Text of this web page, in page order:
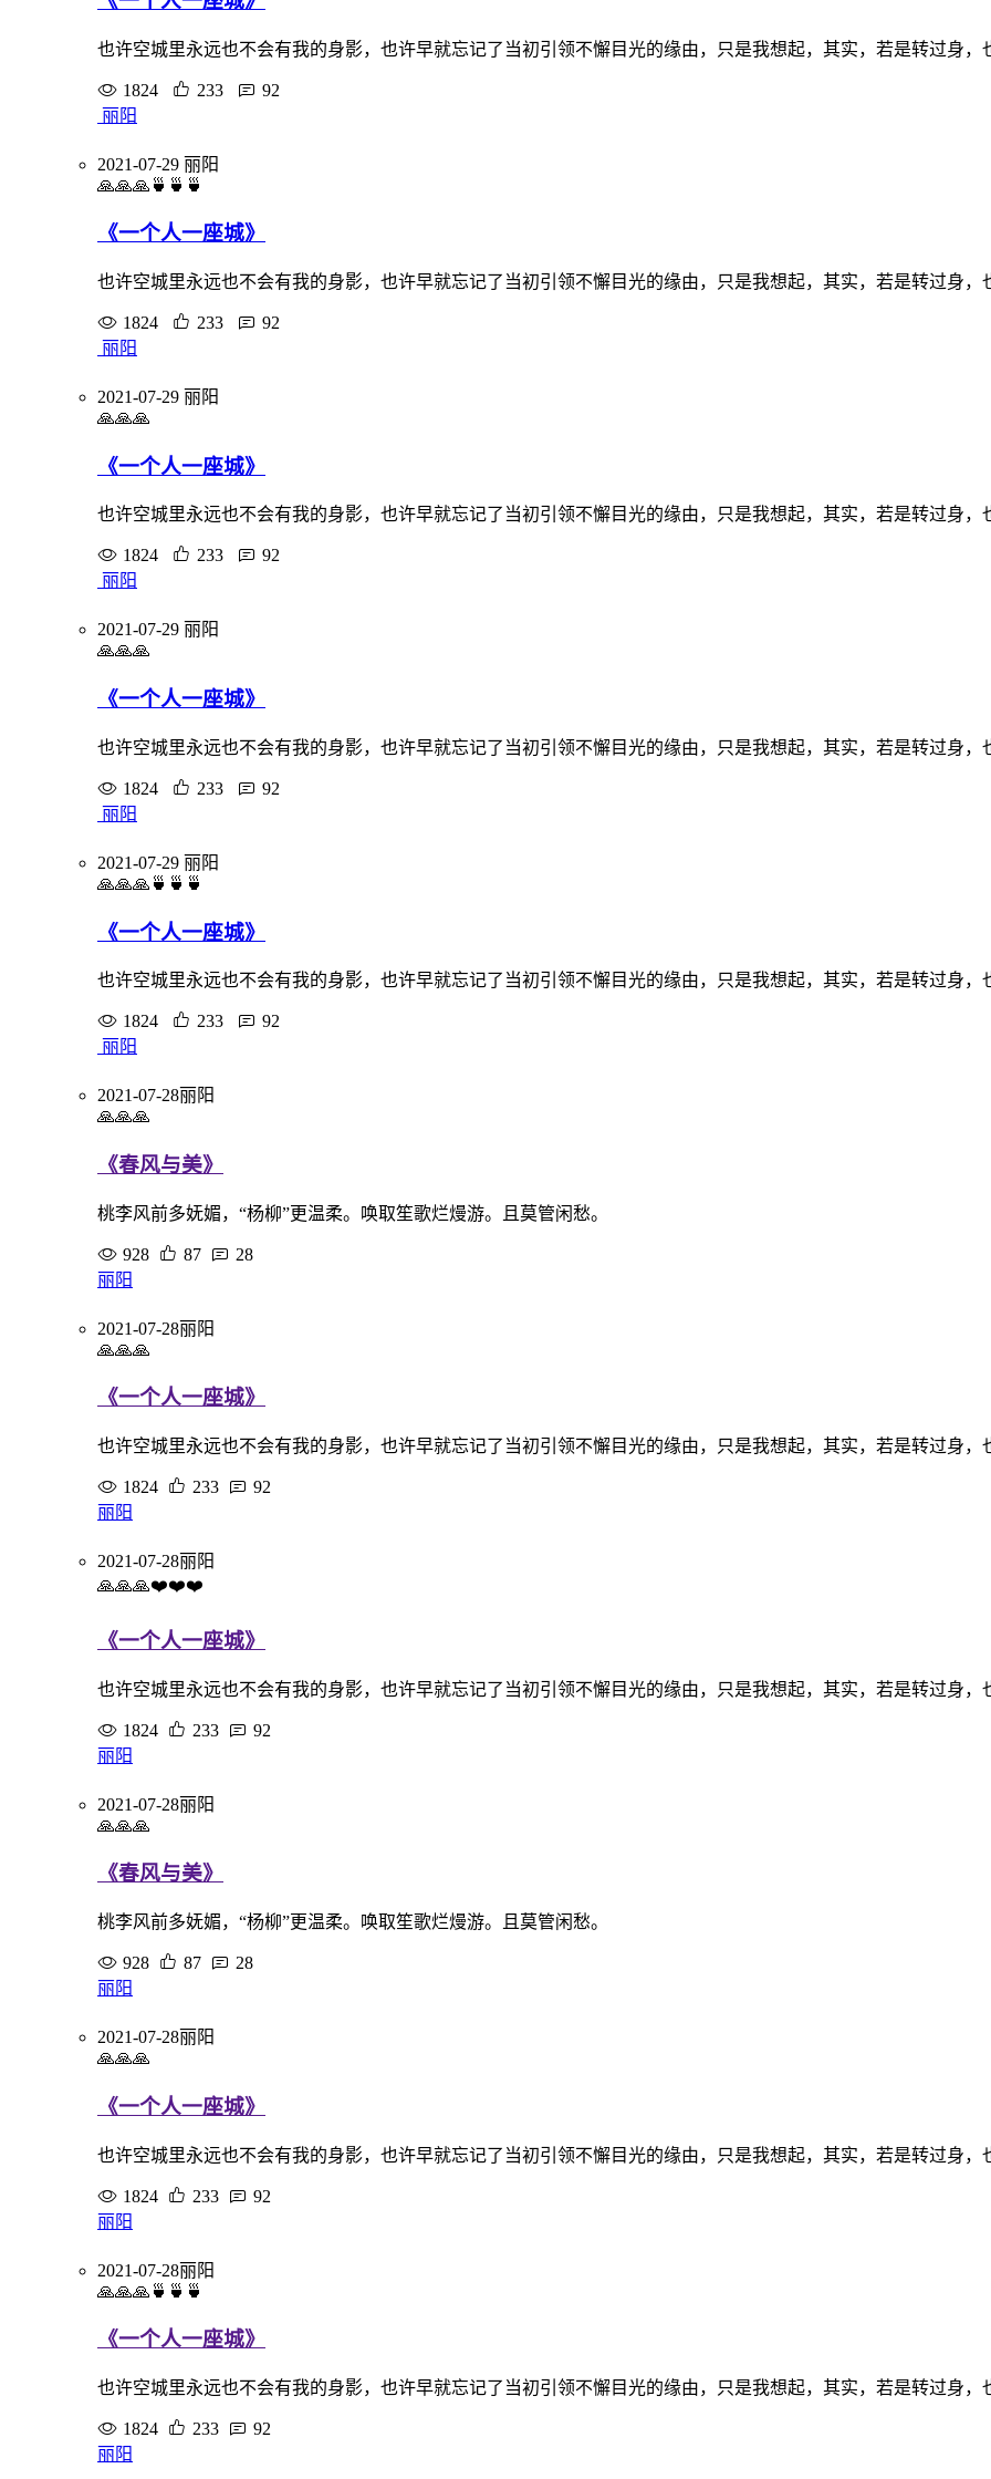
也许空城里永远也不会有我的身影，也许早就忘记了当初引领不懈目光的缘由，只是我想起，其实，若是转过身，
1824 233
92
丽阳
2021-07-29 丽阳
🙏🙏🙏🍵🍵🍵
《一个人一座城》
也许空城里永远也不会有我的身影，也许早就忘记了当初引领不懈目光的缘由，只是我想起，其实，若是转过身，
1824 233
92
丽阳
2021-07-29 丽阳
🙏🙏🙏
《一个人一座城》
也许空城里永远也不会有我的身影，也许早就忘记了当初引领不懈目光的缘由，只是我想起，其实，若是转过身，
1824 233
92
丽阳
2021-07-29 丽阳
🙏🙏🙏
《一个人一座城》
也许空城里永远也不会有我的身影，也许早就忘记了当初引领不懈目光的缘由，只是我想起，其实，若是转过身，
1824 233
92
丽阳
2021-07-29 丽阳
🙏🙏🙏🍵🍵🍵
《一个人一座城》
也许空城里永远也不会有我的身影，也许早就忘记了当初引领不懈目光的缘由，只是我想起，其实，若是转过身，
1824 233
92
丽阳
2021-07-28丽阳
🙏🙏🙏
《春风与美》
桃李风前多妩媚，“杨柳”更温柔。唤取笙歌烂熳游。且莫管闲愁。
928 87
28
丽阳
2021-07-28丽阳
🙏🙏🙏
《一个人一座城》
也许空城里永远也不会有我的身影，也许早就忘记了当初引领不懈目光的缘由，只是我想起，其实，若是转过身，
1824 233
92
丽阳
2021-07-28丽阳
🙏🙏🙏❤️❤️❤️
《一个人一座城》
也许空城里永远也不会有我的身影，也许早就忘记了当初引领不懈目光的缘由，只是我想起，其实，若是转过身，
1824 233
92
丽阳
2021-07-28丽阳
🙏🙏🙏
《春风与美》
桃李风前多妩媚，“杨柳”更温柔。唤取笙歌烂熳游。且莫管闲愁。
928 87
28
丽阳
2021-07-28丽阳
🙏🙏🙏
《一个人一座城》
也许空城里永远也不会有我的身影，也许早就忘记了当初引领不懈目光的缘由，只是我想起，其实，若是转过身，
1824 233
92
丽阳
2021-07-28丽阳
🙏🙏🙏🍵🍵🍵
《一个人一座城》
也许空城里永远也不会有我的身影，也许早就忘记了当初引领不懈目光的缘由，只是我想起，其实，若是转过身，
1824 233
92
丽阳